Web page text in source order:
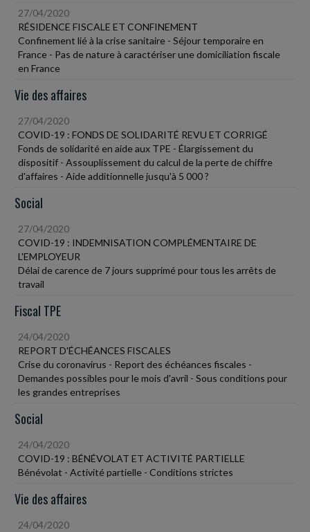
27/04/2020
RÉSIDENCE FISCALE ET CONFINEMENT
Confinement lié à la crise sanitaire - Séjour temporaire en
France - Pas de nature à caractériser une domiciliation fiscale
en France
Vie des affaires
27/04/2020
COVID-19 : FONDS DE SOLIDARITÉ REVU ET CORRIGÉ
Fonds de solidarité en aide aux TPE - Élargissement du
dispositif - Assouplissement du calcul de la perte de chiffre
d'affaires - Aide additionnelle jusqu'à 5 000 ?
Social
27/04/2020
COVID-19 : INDEMNISATION COMPLÉMENTAIRE DE
L'EMPLOYEUR
Délai de carence de 7 jours supprimé pour tous les arrêts de
travail
Fiscal TPE
24/04/2020
REPORT D'ÉCHÉANCES FISCALES
Crise du coronavirus - Report des échéances fiscales -
Demandes possibles pour le mois d'avril - Sous conditions pour
les grandes entreprises
Social
24/04/2020
COVID-19 : BÉNÉVOLAT ET ACTIVITÉ PARTIELLE
Bénévolat - Activité partielle - Conditions strictes
Vie des affaires
24/04/2020